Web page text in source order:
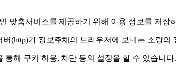
맞춤서비스를 제공하기 위해 이용 정보를 저장
(http)가 정보주체의 브라우저에 보내는 소량
통해 쿠키 허용, 차단 등의 설정을 할 수 있습니